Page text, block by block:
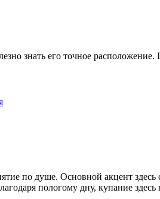
знать его точное
по душе. Основной акцент здесь
пологому дну, купание